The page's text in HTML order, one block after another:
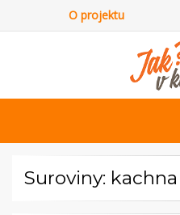
O projektu
Suroviny: kachna